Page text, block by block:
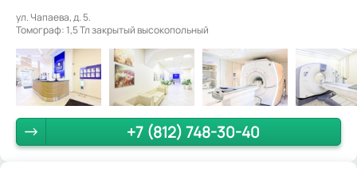
ул. Чапаева, д. 5.
Томограф: 1,5 Тл закрытый высокопольный
+7 (812) 748-30-40